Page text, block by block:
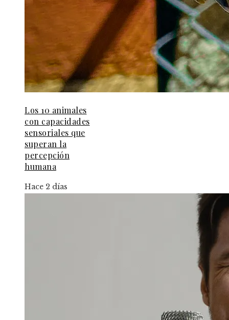
Los 10 animales
con capacidades
sensoriales que
superan la
percepción
humana
Hace 2 días